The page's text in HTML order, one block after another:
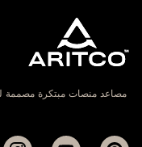
مصاعد منصات مبتكرة مصممة